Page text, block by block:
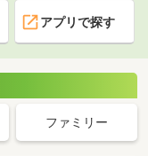
アプリで探す
ファミリー